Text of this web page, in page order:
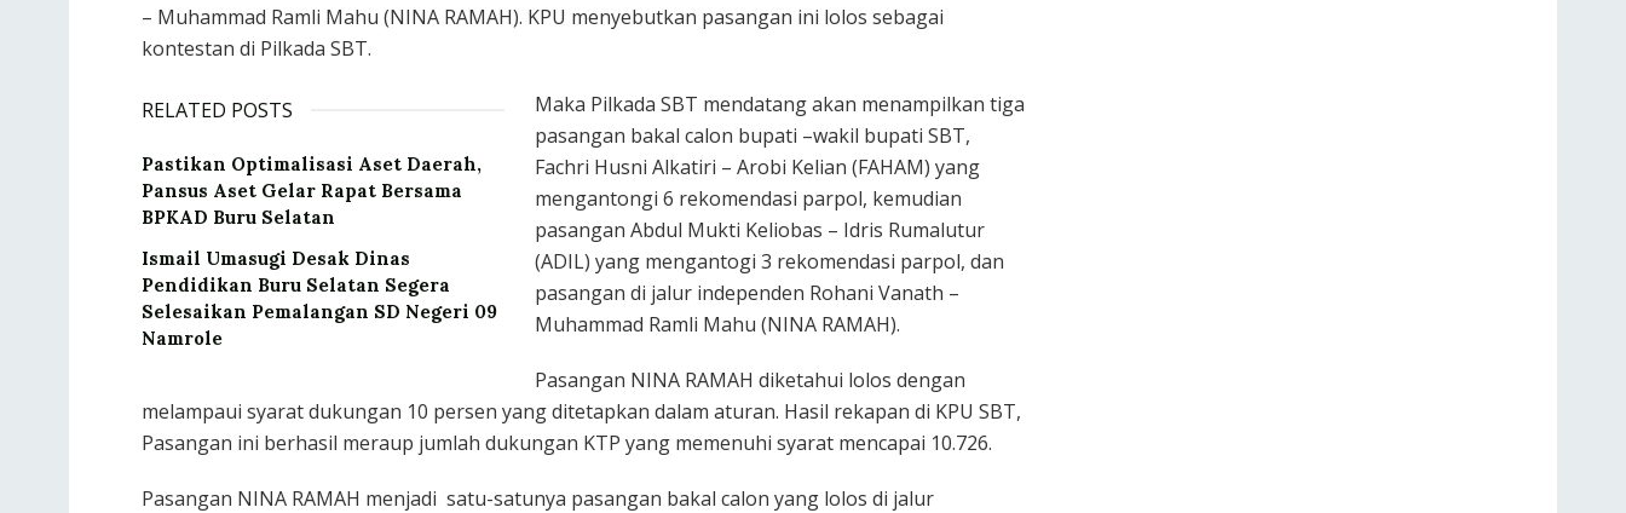
– Muhammad Ramli Mahu (NINA RAMAH). KPU menyebutkan pasangan ini lolos sebagai
kontestan di Pilkada SBT.
RELATED POSTS
Pastikan Optimalisasi Aset Daerah,
Pansus Aset Gelar Rapat Bersama
BPKAD Buru Selatan
Ismail Umasugi Desak Dinas
Pendidikan Buru Selatan Segera
Selesaikan Pemalangan SD Negeri 09
Namrole
Maka Pilkada SBT mendatang akan menampilkan tiga
pasangan bakal calon bupati –wakil bupati SBT,
Fachri Husni Alkatiri – Arobi Kelian (FAHAM) yang
mengantongi 6 rekomendasi parpol, kemudian
pasangan Abdul Mukti Keliobas – Idris Rumalutur
(ADIL) yang mengantogi 3 rekomendasi parpol, dan
pasangan di jalur independen Rohani Vanath –
Muhammad Ramli Mahu (NINA RAMAH).
Pasangan NINA RAMAH diketahui lolos dengan
melampaui syarat dukungan 10 persen yang ditetapkan dalam aturan. Hasil rekapan di KPU SBT,
Pasangan ini berhasil meraup jumlah dukungan KTP yang memenuhi syarat mencapai 10.726.
Pasangan NINA RAMAH menjadi satu-satunya pasangan bakal calon yang lolos di jalur